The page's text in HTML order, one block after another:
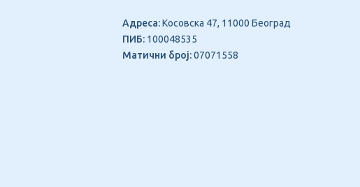
Адреса:Косовска 47, 11000 Београд
ПИБ: 100048535
Матични број:07071558